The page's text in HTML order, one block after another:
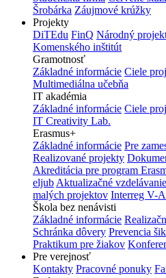
Šrobárka Záujmové krúžky
Projekty
DiTEdu FinQ Národný
Komenského inštitút
Gramotnosť
Základné informácie Ciele
Multimediálna učebňa
IT akadémia
Základné informácie Ciele
IT Creativity Lab.
Erasmus+
Základné informácie Pre
Realizované projekty
Akreditácia pre program
eljub Aktualizačné vzdelávanie
malých projektov Interreg V-A
Škola bez nenávisti
Základné informácie
Schránka dôvery Prevencia
Praktikum pre žiakov
Pre verejnosť
Kontakty Pracovné ponuky